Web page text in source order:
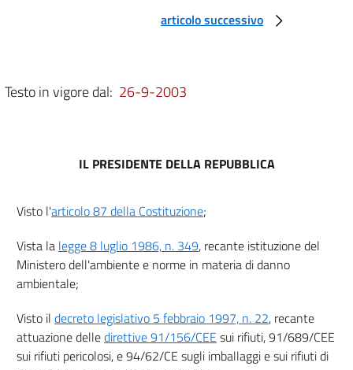
10
Rifiuti da esumazione e da estumulazione, rifiuti derivanti
che richiedono particolari modalità di smaltimento.
12
13
14
Capo IV
Disposizioni finali
16
articolo successivo
Testo in vigore dal: 26-9-2003
IL PRESIDENTE DELLA REPUBBLICA
Visto l'articolo 87 della Costituzione;
Vista la legge 8 luglio 1986, n. 349, recante istituzione del
Ministero dell'ambiente e norme in materia di danno
ambientale;
Visto il decreto legislativo 5 febbraio 1997, n. 22, recante
attuazione delledirettive 91/156/CEE sui rifiuti, 91/689/CEE
sui rifiuti pericolosi, e 94/62/CE sugli imballaggi e sui rifiuti di